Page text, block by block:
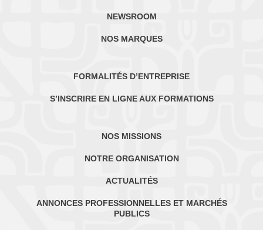
NEWSROOM
NOS MARQUES
FORMALITÉS D’ENTREPRISE
S’INSCRIRE EN LIGNE AUX FORMATIONS
NOS MISSIONS
NOTRE ORGANISATION
ACTUALITÉS
ANNONCES PROFESSIONNELLES ET MARCHÉS
PUBLICS